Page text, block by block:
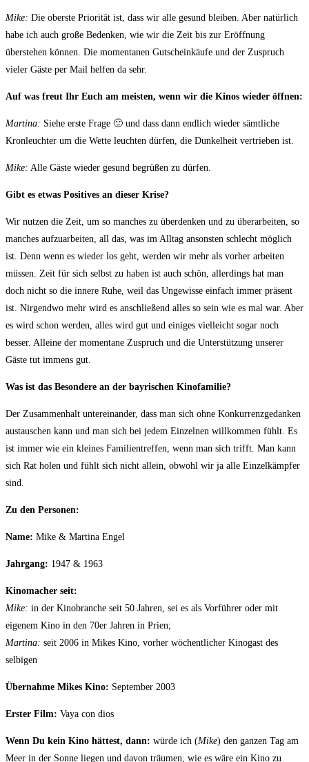
Mike: Die oberste Priorität ist, dass wir alle gesund bleiben. Aber natürlich
habe ich auch große Bedenken, wie wir die Zeit bis zur Eröffnung
überstehen können. Die momentanen Gutscheinkäufe und der Zuspruch
vieler Gäste per Mail helfen da sehr.
Auf was freut Ihr Euch am meisten, wenn wir die Kinos wieder öffnen:
Martina: Siehe erste Frage 🙂 und dass dann endlich wieder sämtliche
Kronleuchter um die Wette leuchten dürfen, die Dunkelheit vertrieben ist.
Mike: Alle Gäste wieder gesund begrüßen zu dürfen.
Gibt es etwas Positives an dieser Krise?
Wir nutzen die Zeit, um so manches zu überdenken und zu überarbeiten, so
manches aufzuarbeiten, all das, was im Alltag ansonsten schlecht möglich
ist. Denn wenn es wieder los geht, werden wir mehr als vorher arbeiten
müssen. Zeit für sich selbst zu haben ist auch schön, allerdings hat man
doch nicht so die innere Ruhe, weil das Ungewisse einfach immer präsent
ist. Nirgendwo mehr wird es anschließend alles so sein wie es mal war. Aber
es wird schon werden, alles wird gut und einiges vielleicht sogar noch
besser. Alleine der momentane Zuspruch und die Unterstützung unserer
Gäste tut immens gut.
Was ist das Besondere an der bayrischen Kinofamilie?
Der Zusammenhalt untereinander, dass man sich ohne Konkurrenzgedanken
austauschen kann und man sich bei jedem Einzelnen willkommen fühlt. Es
ist immer wie ein kleines Familientreffen, wenn man sich trifft. Man kann
sich Rat holen und fühlt sich nicht allein, obwohl wir ja alle Einzelkämpfer
sind.
Zu den Personen:
Name: Mike & Martina Engel
Jahrgang: 1947 & 1963
Kinomacher seit:
Mike: in der Kinobranche seit 50 Jahren, sei es als Vorführer oder mit
eigenem Kino in den 70er Jahren in Prien;
Martina: seit 2006 in Mikes Kino, vorher wöchentlicher Kinogast des
selbigen
Übernahme Mikes Kino: September 2003
Erster Film: Vaya con dios
Wenn Du kein Kino hättest, dann: würde ich (Mike) den ganzen Tag am
Meer in der Sonne liegen und davon träumen, wie es wäre ein Kino zu